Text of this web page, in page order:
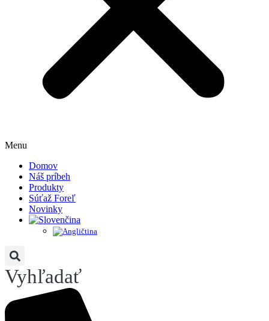
Menu
Domov
Náš príbeh
Produkty
Súťaž Foreľ
Novinky
Vyhľadať